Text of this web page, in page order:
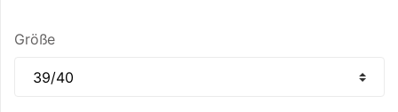
Größe